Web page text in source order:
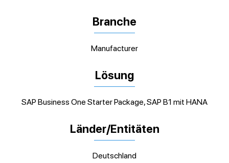
Branche
Manufacturer
Lösung
SAP Business One Starter Package, SAP B1 mit HANA
Länder/Entitäten
Deutschland